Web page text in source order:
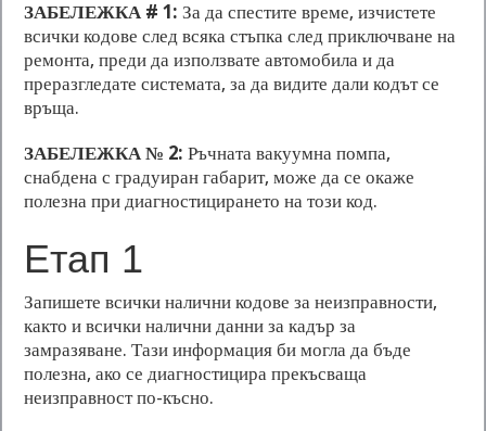
ЗАБЕЛЕЖКА # 1: За да спестите време, изчистете
всички кодове след всяка стъпка след приключване на
ремонта, преди да използвате автомобила и да
преразгледате системата, за да видите дали кодът се
връща.
ЗАБЕЛЕЖКА № 2: Ръчната вакуумна помпа,
снабдена с градуиран габарит, може да се окаже
полезна при диагностицирането на този код.
Етап 1
Запишете всички налични кодове за неизправности,
както и всички налични данни за кадър за
замразяване. Тази информация би могла да бъде
полезна, ако се диагностицира прекъсваща
неизправност по-късно.